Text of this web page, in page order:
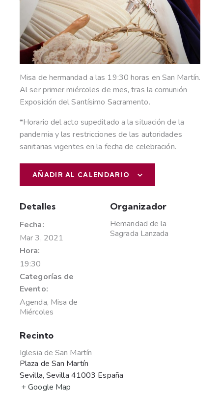
Misa de hermandad a las 19:30 horas en San Martín.
Al ser primer miércoles de mes, tras la comunión
Exposición del Santísimo Sacramento.
*Horario del acto supeditado a la situación de la
pandemia y las restricciones de las autoridades
sanitarias vigentes en la fecha de celebración.
AÑADIR AL CALENDARIO
Detalles
Fecha:
Mar 3, 2021
Hora:
19:30
Categorías de
Evento:
Agenda, Misa de
Miércoles
Organizador
Hemandad de la
Sagrada Lanzada
Recinto
Iglesia de San Martín
Plaza de San Martín
Sevilla, Sevilla 41003 España
+ Google Map